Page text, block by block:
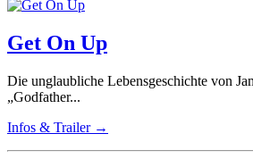
Get On Up
Die unglaubliche Lebensgeschichte von
„Godfather...
Infos & Trailer →